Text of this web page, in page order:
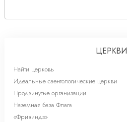
ЦЕРКВИ
Найти церковь
Идеальные саентологические церкви
Продвинутые организации
Наземная база Флага
«Фривиндз»